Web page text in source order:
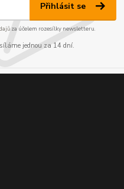
Přihlásit se
za účelem rozesílky newsletteru.
jednou za 14 dní.